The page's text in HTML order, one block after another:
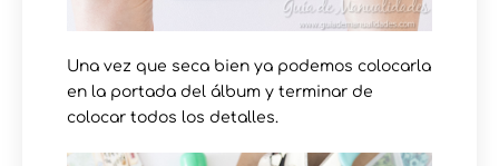
Una vez que seca bien ya podemos colocarla
en la portada del álbum y terminar de
colocar todos los detalles.